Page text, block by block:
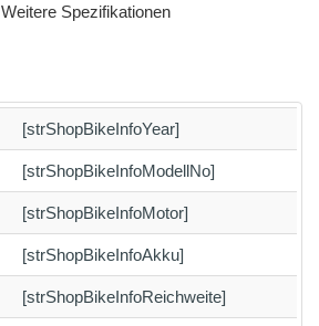
Weitere Spezifikationen
[strShopBikeInfoYear]
[strShopBikeInfoModellNo]
[strShopBikeInfoMotor]
[strShopBikeInfoAkku]
[strShopBikeInfoReichweite]